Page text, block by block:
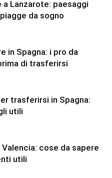
a Lanzarote: paesaggi
da sogno
in Spagna: i pro da
di trasferirsi
trasferirsi in Spagna:
utili
cose da sapere
utili